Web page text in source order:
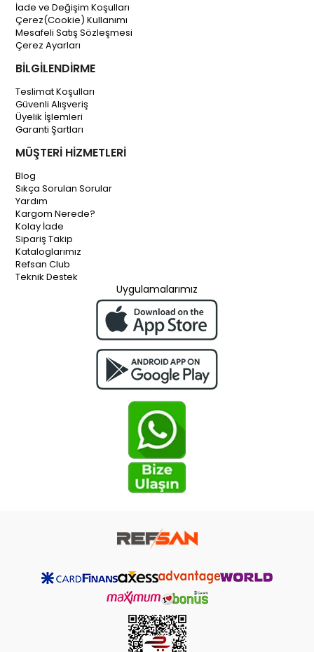
İade ve Değişim Koşulları
Çerez(Cookie) Kullanımı
Mesafeli Satış Sözleşmesi
Çerez Ayarları
BİLGİLENDİRME
Teslimat Koşulları
Güvenli Alışveriş
Üyelik İşlemleri
Garanti Şartları
MÜŞTERİ HİZMETLERİ
Blog
Sıkça Sorulan Sorular
Yardım
Kargom Nerede?
Kolay İade
Sipariş Takip
Kataloglarımız
Refsan Club
Teknik Destek
Uygulamalarımız